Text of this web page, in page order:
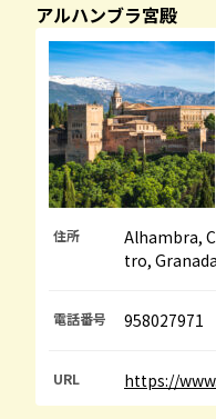
アルハンブラ宮殿
住所
Alhambra,
tro, Granada
電話番号 958027971
URL https://